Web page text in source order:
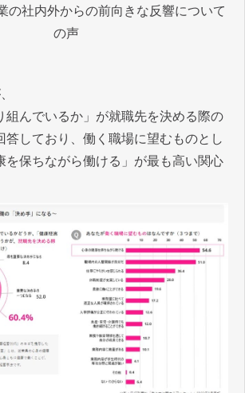
の社内外からの前向きな反響について
の声
組んでいるか」が就職先を決める際の
答しており、働く職場に望むものとし
を保ちながら働ける」が最も高い関心